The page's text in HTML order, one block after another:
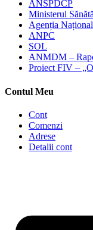
ANSPDCP
Ministerul
Agenția
ANPC
SOL
ANMDM –
Proiect FIV –
Contul Meu
Cont
Comenzi
Adrese
Detalii cont